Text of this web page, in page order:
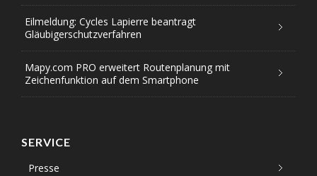
Eilmeldung: Cycles Lapierre beantragt
Gläubigerschutzverfahren
Mapy.com PRO erweitert Routenplanung mit
Zeichenfunktion auf dem Smartphone
SERVICE
Presse